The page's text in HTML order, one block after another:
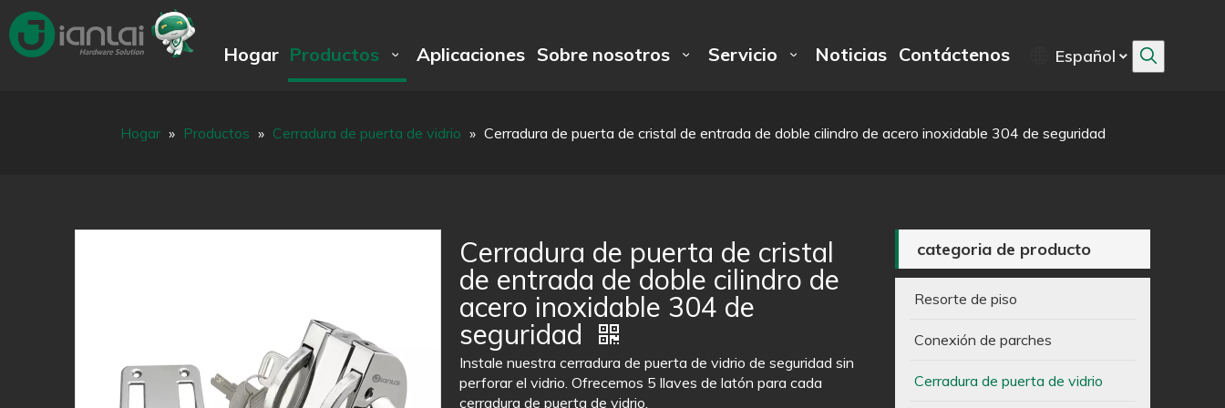
Hogar Productos Aplicaciones Sobre nosotros Servicio Noticias Contáctenos Español
Hogar » Productos » Cerradura de puerta de vidrio » Cerradura de puerta de cristal de entrada de doble cilindro de acero inoxidable 304 de seguridad
Cerradura de puerta de cristal
de entrada de doble cilindro de
acero inoxidable 304 de
seguridad
Instale nuestra cerradura de puerta de vidrio de seguridad sin
perforar el vidrio. Ofrecemos 5 llaves de latón para cada
cerradura de puerta de vidrio.
categoria de producto
Resorte de piso
Conexión de parches
Cerradura de puerta de vidrio